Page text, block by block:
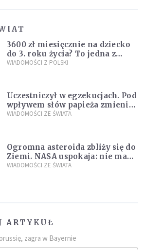
3600 zł miesięcznie na dziecko
do 3. roku życia? To jedna z
propozycji programu "Rozwój
WIADOMOŚCI Z POLSKI
Uczestniczył w egzekucjach. Pod
wpływem słów papieża zmienił
zdanie
WIADOMOŚCI ZE ŚWIATA
Ogromna asteroida zbliży się do
Ziemi. NASA uspokaja: nie ma
zagrożenia
WIADOMOŚCI ZE ŚWIATA
ARTYKUŁ
zagra w Bayernie